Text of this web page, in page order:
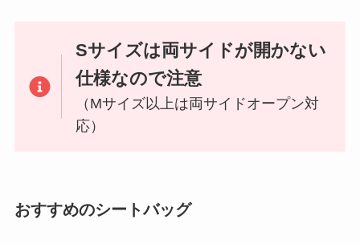
Sサイズは両サイドが開かない
仕様なので注意
（Mサイズ以上は両サイドオープン対
応）
おすすめのシートバッグ